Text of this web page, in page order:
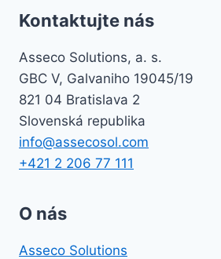
Kontaktujte nás
Asseco Solutions, a. s.
GBC V, Galvaniho 19045/19
821 04 Bratislava 2
Slovenská republika
info@assecosol.com
+421 2 206 77 111
O nás
Asseco Solutions